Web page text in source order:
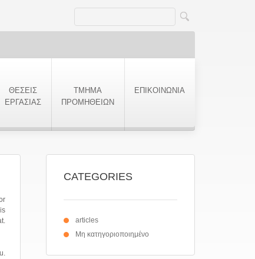
ΘΕΣΕΙΣ
ΕΡΓΑΣΙΑΣ
ΤΜΗΜΑ
ΠΡΟΜΗΘΕΙΩΝ
ΕΠΙΚΟΙΝΩΝΙΑ
CATEGORIES
articles
Μη κατηγοριοποιημένο